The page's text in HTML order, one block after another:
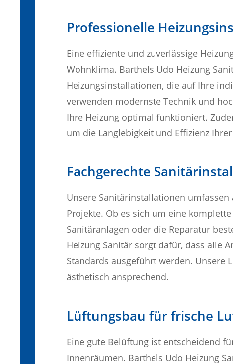
Professionelle
Eine effiziente und zuverlässige
Wohnklima. Barthels Udo Heizung
Heizungsinstallationen, die auf Ihre
verwenden modernste Technik und
Ihre Heizung optimal funktioniert.
um die Langlebigkeit und Effizienz
Fachgerechte
Unsere Sanitärinstallationen
Projekte. Ob es sich um eine
Sanitäranlagen oder die Reparatur
Heizung Sanitär sorgt dafür, dass alle
Standards ausgeführt werden. Unsere
ästhetisch ansprechend.
Lüftungsbau für frische
Eine gute Belüftung ist entscheidend
Innenräumen. Barthels Udo Heizung